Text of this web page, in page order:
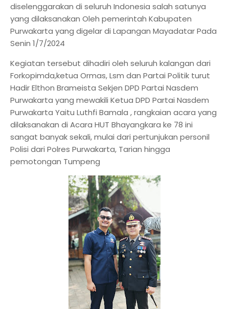
diselenggarakan di seluruh Indonesia salah satunya
yang dilaksanakan Oleh pemerintah Kabupaten
Purwakarta yang digelar di Lapangan Mayadatar Pada
Senin 1/7/2024
Kegiatan tersebut dihadiri oleh seluruh kalangan dari
Forkopimda,ketua Ormas, Lsm dan Partai Politik turut
Hadir Elthon Brameista Sekjen DPD Partai Nasdem
Purwakarta yang mewakili Ketua DPD Partai Nasdem
Purwakarta Yaitu Luthfi Bamala , rangkaian acara yang
dilaksanakan di Acara HUT Bhayangkara ke 78 ini
sangat banyak sekali, mulai dari pertunjukan personil
Polisi dari Polres Purwakarta, Tarian hingga
pemotongan Tumpeng